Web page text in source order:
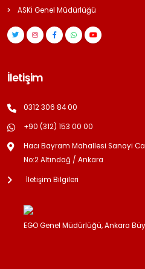
ASKİ Genel Müdürlüğü
İletişim
0312 306 84 00
+90 (312) 153 00 00
Hacı Bayram Mahallesi Sanayi
No:2 Altındağ / Ankara
İletişim Bilgileri
EGO Genel Müdürlüğü, Ankara